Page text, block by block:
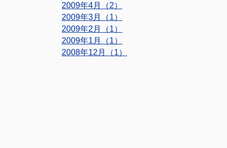
2009年4月（2）
2009年3月（1）
2009年2月（1）
2009年1月（1）
2008年12月（1）